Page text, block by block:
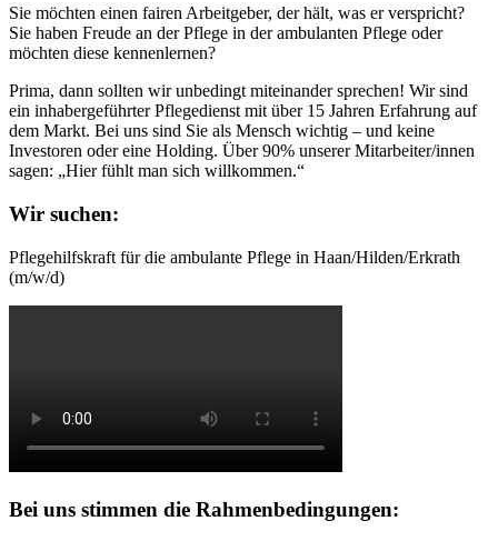
Sie möchten einen fairen Arbeitgeber, der hält, was er verspricht?
Sie haben Freude an der Pflege in der ambulanten Pflege oder
möchten diese kennenlernen?
Prima, dann sollten wir unbedingt miteinander sprechen! Wir sind
ein inhabergeführter Pflegedienst mit über 15 Jahren Erfahrung auf
dem Markt. Bei uns sind Sie als Mensch wichtig – und keine
Investoren oder eine Holding. Über 90% unserer Mitarbeiter/innen
sagen: „Hier fühlt man sich willkommen.“
Wir suchen:
Pflegehilfskraft für die ambulante Pflege in Haan/Hilden/Erkrath
(m/w/d)
Bei uns stimmen die Rahmenbedingungen: